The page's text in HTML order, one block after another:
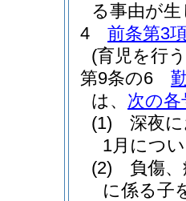
る事由が
4
前条第3
(育児を行
第9条の6
は、 次の各
(1)
深夜
1月につ
(2)
負傷
に係る子